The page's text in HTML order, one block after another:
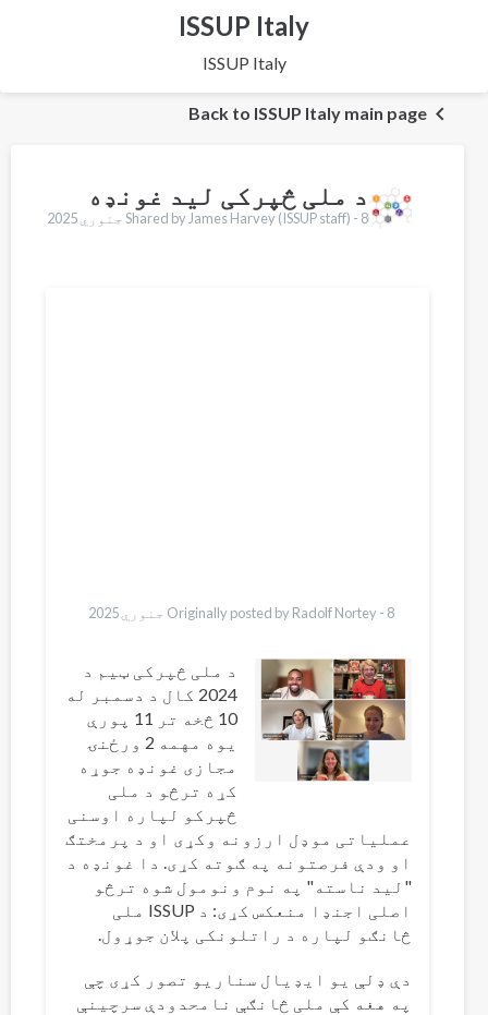
ISSUP Italy
ISSUP Italy
Back to ISSUP Italy main page
د ملی څپرکی لید غونډه
Shared by James Harvey (ISSUP staff) - 8 جنوري 2025
Originally posted by Radolf Nortey - 8 جنوري 2025
د ملی څپرکی ټیم د
2024 کال د دسمبر له
10 څخه تر 11 پورې
یوه مهمه 2 ورځنۍ
مجازی غونډه جوړه
کړه ترڅو د ملی
څپرکو لپاره اوسنی
عملیاتی موډل ارزونه وکړی او د پرمختګ
او ودې فرصتونه په ګوته کړی. دا غونډه د
"لید ناسته" په نوم ونومول شوه ترڅو
اصلی اجنډا منعکس کړی: د ISSUP ملی
څانګو لپاره د راتلونکی پلان جوړول.
دې ډلې یو ایډیال سناریو تصور کړی چې
په هغه کې ملی څانګې نامحدودې سرچینې